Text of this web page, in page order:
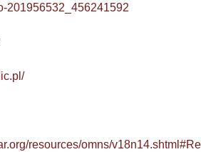
201956532_456241592
resources/omns/